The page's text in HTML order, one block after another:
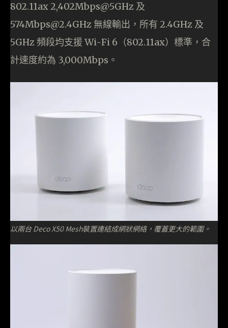
802.11ax 2,402Mbps@5GHz 及
574Mbps@2.4GHz 無線輸出，所有 2.4GHz 及
5GHz 頻段均支援 Wi-Fi 6（802.11ax）標準，合
計速度約為 3,000Mbps。
以兩台 Deco X50 Mesh裝置連結成網狀網絡，覆蓋更大的範圍。